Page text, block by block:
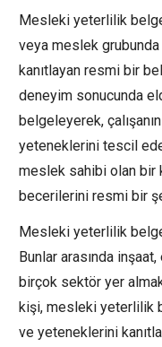
Mesleki yeterlilik
veya meslek
kanıtlayan resmi bir
deneyim sonucunda
belgeleyerek,
yeteneklerini tescil
meslek sahibi olan
becerilerini resmi bir
Mesleki yeterlilik
Bunlar arasında
birçok sektör yer
kişi, mesleki yeterlilik
ve yeteneklerini